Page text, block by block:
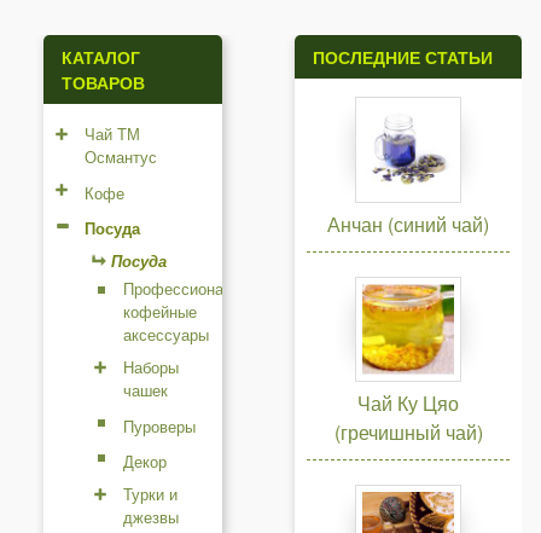
н
и
ц
ы
КАТАЛОГ
ТОВАРОВ
Чай ТМ
Османтус
Кофе
Посуда
Посуда
Профессиональные
кофейные
аксессуары
Наборы
чашек
Пуроверы
Декор
Турки и
джезвы
ПОСЛЕДНИЕ СТАТЬИ
Анчан (синий чай)
Чай Ку Цяо
(гречишный чай)